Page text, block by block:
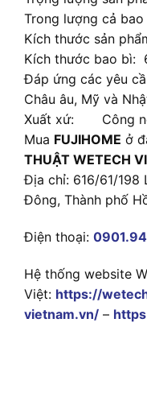
Trong lượng cả
Kích thước sản
Kích thước bao bì:
Đáp ứng các yêu
Châu âu, Mỹ và
Xuất xứ: Công
Mua FUJIHOME ở
THUẬT WETECH
Địa chỉ: 616/61/198
Đông, Thành phố
Điện thoại:
Hệ thống website
Việt: https://
vietnam.vn/ –